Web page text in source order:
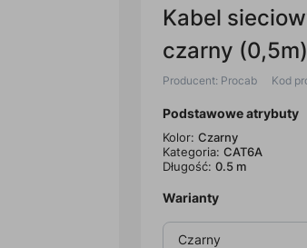
Kabel
czarny (0,5m)
Producent: Procab Kod
Podstawowe atrybuty
Kolor: Czarny
Kategoria: CAT6A
Długość: 0.5 m
Warianty
Czarny